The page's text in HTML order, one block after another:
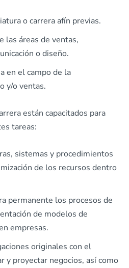
o carrera afín previas.
las áreas de ventas,
o diseño.
en el campo de la
y/o ventas.
están capacitados para
tareas:
sistemas y procedimientos
de los recursos dentro
permanente los procesos de
de modelos de
empresas.
originales con el
y proyectar negocios, así como